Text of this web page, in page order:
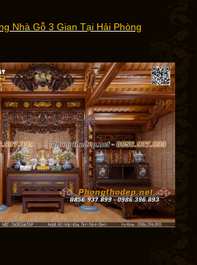
Nhà Gỗ 3 Gian Tại Hải Phòng